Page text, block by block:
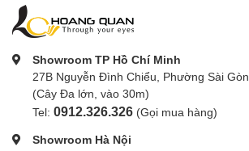
Showroom TP Hồ Chí Minh
27B Nguyễn Đình Chiểu, Phường Sài Gòn
(Cây Đa lớn, vào 30m)
Tel: 0912.326.326 (Gọi mua hàng)
Showroom Hà Nội